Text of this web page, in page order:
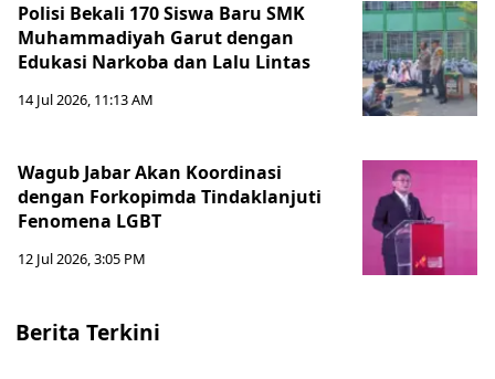
Polisi Bekali 170 Siswa Baru SMK
Muhammadiyah Garut dengan
Edukasi Narkoba dan Lalu Lintas
14 Jul 2026, 11:13 AM
Wagub Jabar Akan Koordinasi
dengan Forkopimda Tindaklanjuti
Fenomena LGBT
12 Jul 2026, 3:05 PM
Berita Terkini